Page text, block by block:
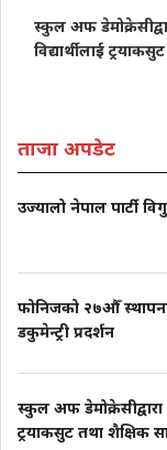
स्कुल अफ
विद्यार्थीलाई
ताजा अपडेट
उज्यालो नेपाल पार्टी
फोनिजको २७औँ स्थापना
डकुमेन्ट्री प्रदर्शन
स्कुल अफ डेमोक्रेसीद्वारा
ट्रयाकसुट तथा शैक्षिक